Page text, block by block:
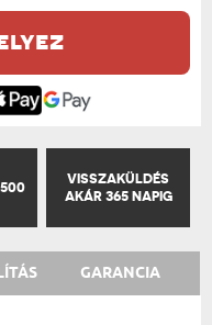
VISSZAKÜLDÉS
AKÁR 365 NAPIG
GARANCIA